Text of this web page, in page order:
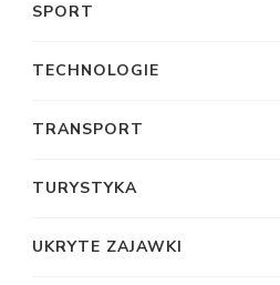
SPORT
TECHNOLOGIE
TRANSPORT
TURYSTYKA
UKRYTE ZAJAWKI